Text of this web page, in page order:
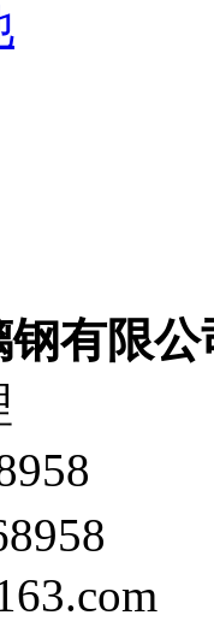
有限公